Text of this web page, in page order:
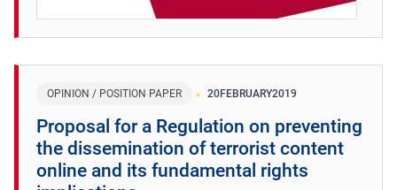
OPINION / POSITION PAPER 20FEBRUARY2019
Proposal for a Regulation on preventing
the dissemination of terrorist content
online and its fundamental rights